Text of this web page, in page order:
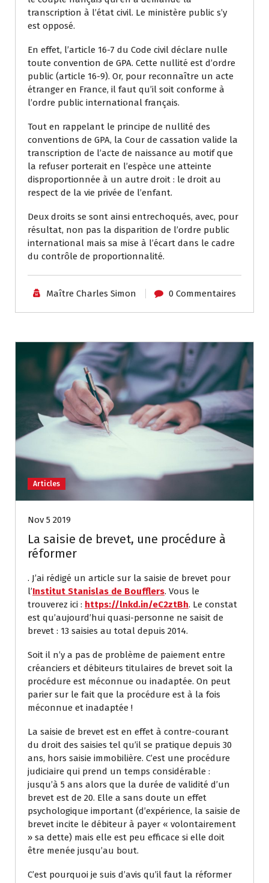
transcription à l’état civil. Le ministère public s’y
est opposé.
En effet, l’article 16-7 du Code civil déclare nulle
toute convention de GPA. Cette nullité est d’ordre
public (article 16-9). Or, pour reconnaître un acte
étranger en France, il faut qu’il soit conforme à
l’ordre public international français.
Tout en rappelant le principe de nullité des
conventions de GPA, la Cour de cassation valide la
transcription de l’acte de naissance au motif que
la refuser porterait en l’espèce une atteinte
disproportionnée à un autre droit : le droit au
respect de la vie privée de l’enfant.
Deux droits se sont ainsi entrechoqués, avec, pour
résultat, non pas la disparition de l’ordre public
international mais sa mise à l’écart dans le cadre
du contrôle de proportionnalité.
Maître Charles Simon 0 Commentaires
Articles
Nov 5 2019
La saisie de brevet, une procédure à
réformer
. J’ai rédigé un article sur la saisie de brevet pour
l’Institut Stanislas de Boufflers. Vous le
trouverez ici : https://lnkd.in/eC2ztBh. Le constat
est qu’aujourd’hui quasi-personne ne saisit de
brevet : 13 saisies au total depuis 2014.
Soit il n’y a pas de problème de paiement entre
créanciers et débiteurs titulaires de brevet soit la
procédure est méconnue ou inadaptée. On peut
parier sur le fait que la procédure est à la fois
méconnue et inadaptée !
La saisie de brevet est en effet à contre-courant
du droit des saisies tel qu’il se pratique depuis 30
ans, hors saisie immobilière. C’est une procédure
judiciaire qui prend un temps considérable :
jusqu’à 5 ans alors que la durée de validité d’un
brevet est de 20. Elle a sans doute un effet
psychologique important (d’expérience, la saisie de
brevet incite le débiteur à payer « volontairement
» sa dette) mais elle est peu efficace si elle doit
être menée jusqu’au bout.
C’est pourquoi je suis d’avis qu’il faut la réformer